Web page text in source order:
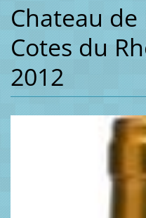
Chateau de
Cotes du
2012